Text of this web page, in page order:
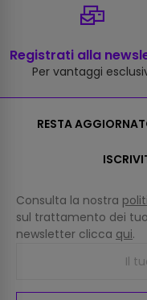
Registrati alla
Per vantaggi
RESTA
Consulta la nostra
sul trattamento dei
newsletter clicca qui.